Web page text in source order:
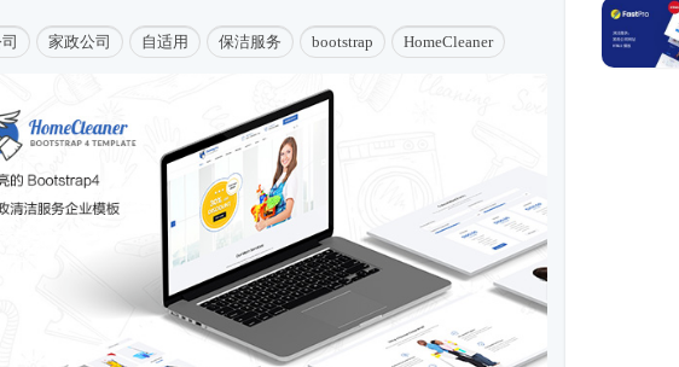
家政公司 自适用 保洁服务 bootstrap HomeCleaner